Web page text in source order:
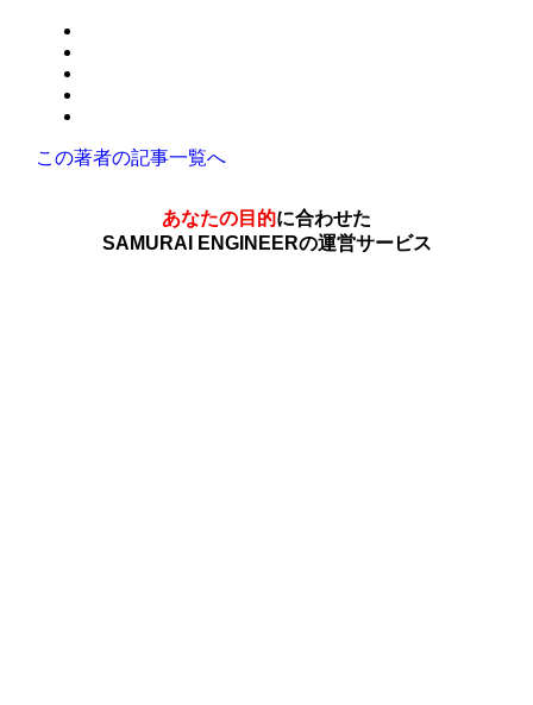
この著者の記事一覧へ
あなたの目的に合わせた
SAMURAI ENGINEERの運営サービス